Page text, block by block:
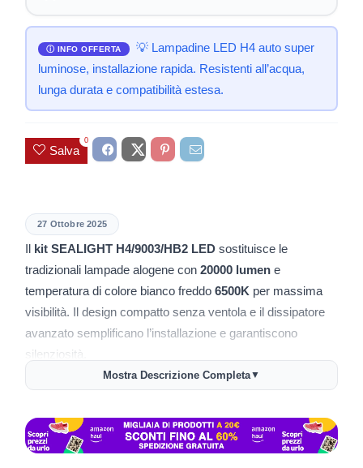
💡 Lampadine LED H4 auto super
luminose, installazione rapida. Resistenti all’acqua,
lunga durata e compatibilità estesa.
Salva
0
27 Ottobre 2025
Il kit SEALIGHT H4/9003/HB2 LED sostituisce le
tradizionali lampade alogene con 20000 lumen e
temperatura di colore bianco freddo 6500K per massima
visibilità. Il design compatto senza ventola e il dissipatore
avanzato semplificano l’installazione e garantiscono
silenziosità.
💡
🔧
Installazione plug-and-play:montaggio rapido su auto
compatibili senza modifiche
Mostra Descrizione Completa▼